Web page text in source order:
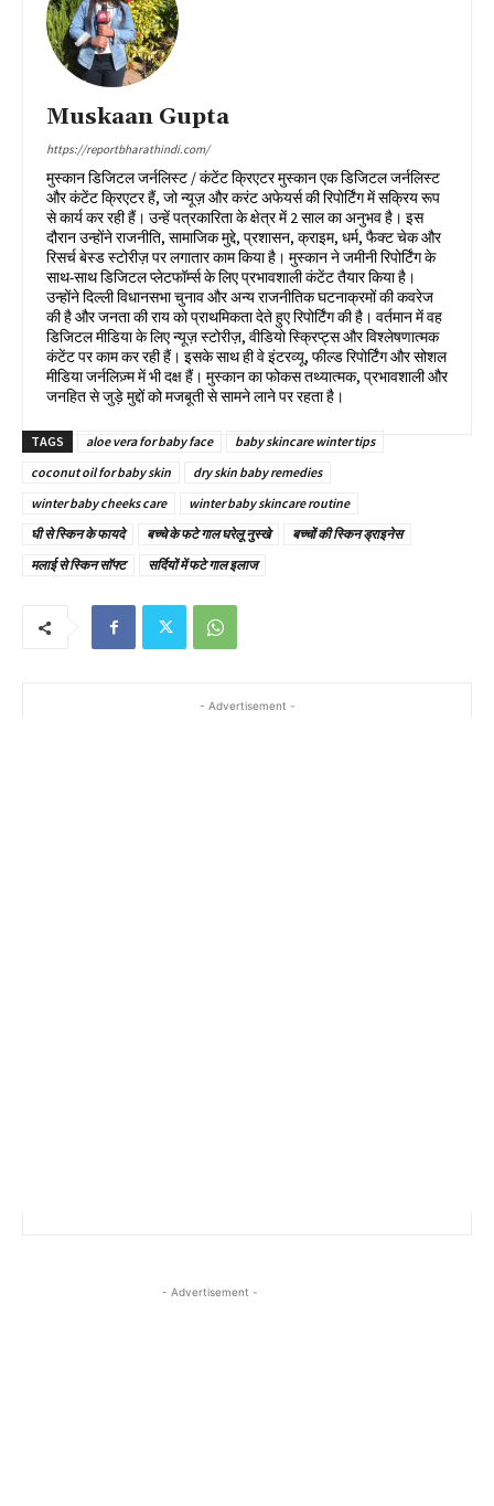
Muskaan Gupta
https://reportbharathindi.com/
मुस्कान डिजिटल जर्नलिस्ट / कंटेंट क्रिएटर मुस्कान एक डिजिटल जर्नलिस्ट
और कंटेंट क्रिएटर हैं, जो न्यूज़ और करंट अफेयर्स की रिपोर्टिंग में सक्रिय रूप
से कार्य कर रही हैं। उन्हें पत्रकारिता के क्षेत्र में 2 साल का अनुभव है। इस
दौरान उन्होंने राजनीति, सामाजिक मुद्दे, प्रशासन, क्राइम, धर्म, फैक्ट चेक और
रिसर्च बेस्ड स्टोरीज़ पर लगातार काम किया है। मुस्कान ने जमीनी रिपोर्टिंग के
साथ-साथ डिजिटल प्लेटफॉर्म्स के लिए प्रभावशाली कंटेंट तैयार किया है।
उन्होंने दिल्ली विधानसभा चुनाव और अन्य राजनीतिक घटनाक्रमों की कवरेज
की है और जनता की राय को प्राथमिकता देते हुए रिपोर्टिंग की है। वर्तमान में वह
डिजिटल मीडिया के लिए न्यूज़ स्टोरीज़, वीडियो स्क्रिप्ट्स और विश्लेषणात्मक
कंटेंट पर काम कर रही हैं। इसके साथ ही वे इंटरव्यू, फील्ड रिपोर्टिंग और सोशल
मीडिया जर्नलिज़्म में भी दक्ष हैं। मुस्कान का फोकस तथ्यात्मक, प्रभावशाली और
जनहित से जुड़े मुद्दों को मजबूती से सामने लाने पर रहता है।
TAGS aloe vera for baby face
baby skincare winter tips
coconut oil for baby skin
dry skin baby remedies
winter baby cheeks care
winter baby skincare routine
घी से स्किन के फायदे
बच्चे के फटे गाल घरेलू नुस्खे
बच्चों की स्किन ड्राइनेस
मलाई से स्किन सॉफ्ट
सर्दियों में फटे गाल इलाज
- Advertisement -
- Advertisement -